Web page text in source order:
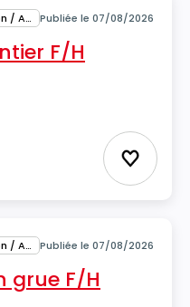
BTP / Matériaux de construction / Architecture Publiée le 07/08/2026
F/H
Ajouter
BTP / Matériaux de construction / Architecture Publiée le 07/08/2026
grue F/H